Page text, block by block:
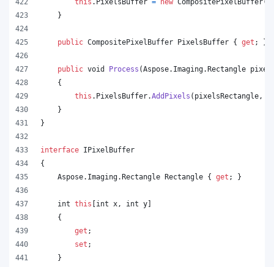
}
public CompositePixelBuffer PixelsBuffer { get ; }
public void Process (Aspose. Imaging.Rectangle
{
this . PixelsBuffer.AddPixels ( pixelsRectangle ,
}
}
interface IPixelBuffer
{
Aspose. Imaging.Rectangle Rectangle { get ; }
int this [int x , int y]
{
get ;
set ;
}